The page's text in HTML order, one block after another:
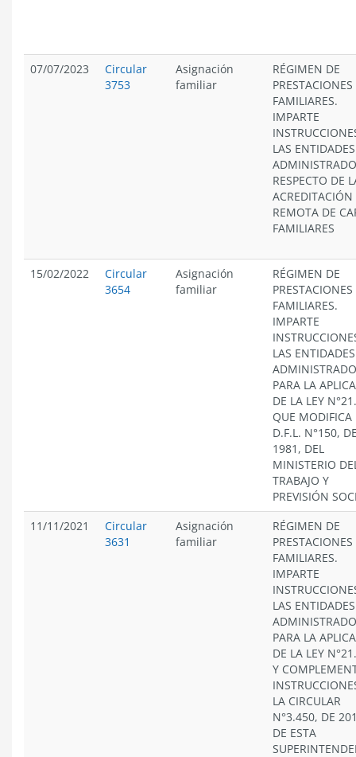
07/07/2023
Circular
3753
Asignación
familiar
RÉGIMEN DE
PRESTACIONES
FAMILIARES.
IMPARTE
LAS ENTIDADES
RESPECTO DE
ACREDITACIÓN
REMOTA DE
FAMILIARES
15/02/2022
Circular
3654
Asignación
familiar
RÉGIMEN DE
PRESTACIONES
FAMILIARES.
IMPARTE
LAS ENTIDADES
PARA LA
DE LA LEY
QUE MODIFICA
D.F.L. N°150,
1981, DEL
MINISTERIO
TRABAJO Y
PREVISIÓN
11/11/2021
Circular
3631
Asignación
familiar
RÉGIMEN DE
PRESTACIONES
FAMILIARES.
IMPARTE
LAS ENTIDADES
PARA LA
DE LA LEY
Y
LA CIRCULAR
N°3.450, DE
DE ESTA